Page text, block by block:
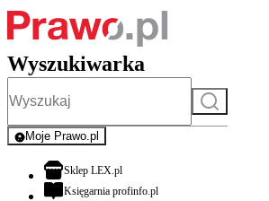
Wyszukiwarka
Szukaj
Moje Prawo.pl
- rejestracja i logowanie do serwisu
Sklep LEX.plotwiera się w nowej karcie
Księgarnia profinfo.plotwiera się w nowej karcie